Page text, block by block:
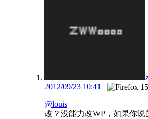
2012/09/23 10:41
@louis
改？没能力改WP，如果你